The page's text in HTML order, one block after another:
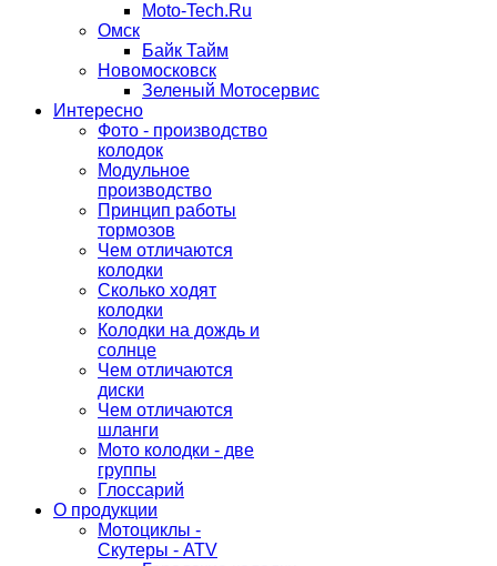
Moto-Tech.Ru
Омск
Байк Тайм
Новомосковск
Зеленый Мотосервис
Интересно
Фото - производство
колодок
Модульное
производство
Принцип работы
тормозов
Чем отличаются
колодки
Сколько ходят
колодки
Колодки на дождь и
солнце
Чем отличаются
диски
Чем отличаются
шланги
Мото колодки - две
группы
Глоссарий
О продукции
Мотоциклы -
Скутеры - ATV